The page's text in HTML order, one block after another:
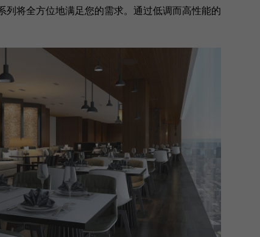
将全方位地满足您的需求。通过低调而高性能的